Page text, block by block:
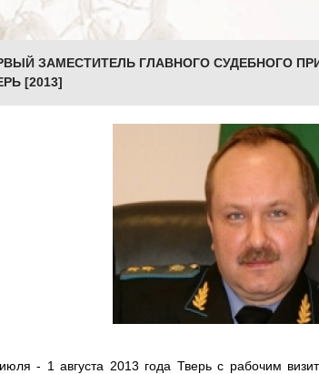
ЗАМЕСТИТЕЛЬ ГЛАВНОГО СУДЕБНОГО
[2013]
- 1 августа 2013 года Тверь с рабочим